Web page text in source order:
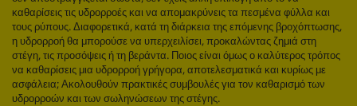
καθαρίσεις τις υδρορροές και να απομακρύνεις τα πεσμένα φύλλα και
τους ρύπους. Διαφορετικά, κατά τη διάρκεια της επόμενης βροχόπτωσης,
η υδρορροή θα μπορούσε να υπερχειλίσει, προκαλώντας ζημιά στη
στέγη, τις προσόψεις ή τη βεράντα. Ποιος είναι όμως ο καλύτερος τρόπος
να καθαρίσεις μια υδρορροή γρήγορα, αποτελεσματικά και κυρίως με
ασφάλεια; Ακολουθούν πρακτικές συμβουλές για τον καθαρισμό των
υδρορροών και των σωληνώσεων της στέγης.